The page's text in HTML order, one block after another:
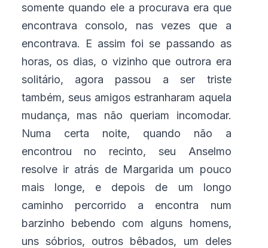
somente quando ele a procurava era que
encontrava consolo, nas vezes que a
encontrava. E assim foi se passando as
horas, os dias, o vizinho que outrora era
solitário, agora passou a ser triste
também, seus amigos estranharam aquela
mudança, mas não queriam incomodar.
Numa certa noite, quando não a
encontrou no recinto, seu Anselmo
resolve ir atrás de Margarida um pouco
mais longe, e depois de um longo
caminho percorrido a encontra num
barzinho bebendo com alguns homens,
uns sóbrios, outros bêbados, um deles